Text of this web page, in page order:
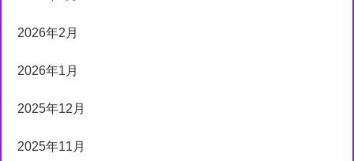
2026年2月
2026年1月
2025年12月
2025年11月